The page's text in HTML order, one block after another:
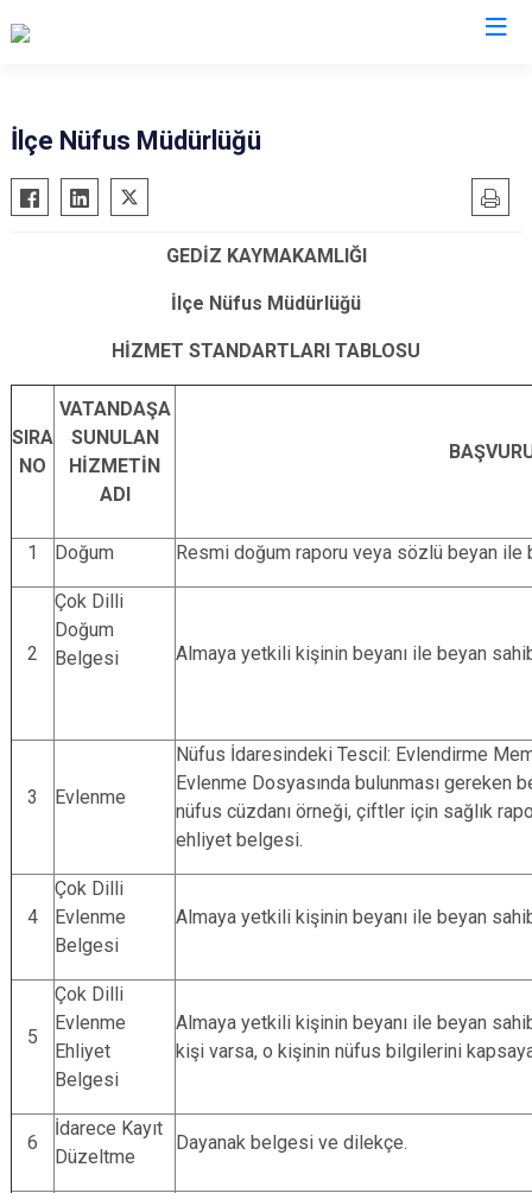
Altıntaş
Aslanapa
Pazarlar
Şaphane
İlçe Nüfus Müdürlüğü
GEDİZ KAYMAKAMLIĞI
İlçe Nüfus Müdürlüğü
HİZMET STANDARTLARI TABLOSU
SIRA
NO
VATANDAŞA
SUNULAN
HİZMETİN
ADI
1 Doğum Resmi doğum raporu veya sözlü beyan ile
2
Çok Dilli
Doğum
Belgesi
Almaya yetkili kişinin beyanı ile beyan
3 Evlenme
Nüfus İdaresindeki Tescil: Evlendirme
Evlenme Dosyasında bulunması
nüfus cüzdanı örneği, çiftler için sağlık
ehliyet belgesi.
4
Çok Dilli
Evlenme
Belgesi
Almaya yetkili kişinin beyanı ile beyan
5
Çok Dilli
Evlenme
Ehliyet
Belgesi
Almaya yetkili kişinin beyanı ile beyan
kişi varsa, o kişinin nüfus bilgilerini
6
İdarece Kayıt
Düzeltme
Dayanak belgesi ve dilekçe.